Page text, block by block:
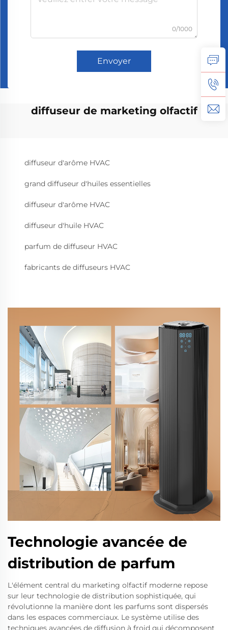
0/1000
Envoyer
diffuseur de marketing olfactif
diffuseur d'arôme HVAC
grand diffuseur d'huiles essentielles
diffuseur d'arôme HVAC
diffuseur d'huile HVAC
parfum de diffuseur HVAC
fabricants de diffuseurs HVAC
Technologie avancée de
distribution de parfum
L'élément central du marketing olfactif moderne repose
sur leur technologie de distribution sophistiquée, qui
révolutionne la manière dont les parfums sont dispersés
dans les espaces commerciaux. Le système utilise des
techniques avancées de diffusion à froid qui décomposent